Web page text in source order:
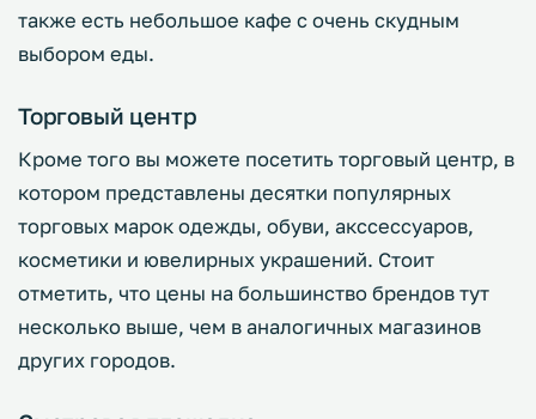
также есть небольшое кафе с очень скудным
выбором еды.
Торговый центр
Кроме того вы можете посетить торговый центр, в
котором представлены десятки популярных
торговых марок одежды, обуви, акссессуаров,
косметики и ювелирных украшений. Стоит
отметить, что цены на большинство брендов тут
несколько выше, чем в аналогичных магазинов
других городов.